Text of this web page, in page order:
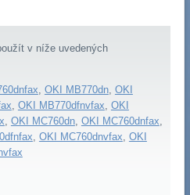
v níže uvedených
, OKI MB770dn, OKI
, OKI MB770dfnvfax, OKI
, OKI MC760dn, OKI MC760dnfax,
, OKI MC760dnvfax, OKI